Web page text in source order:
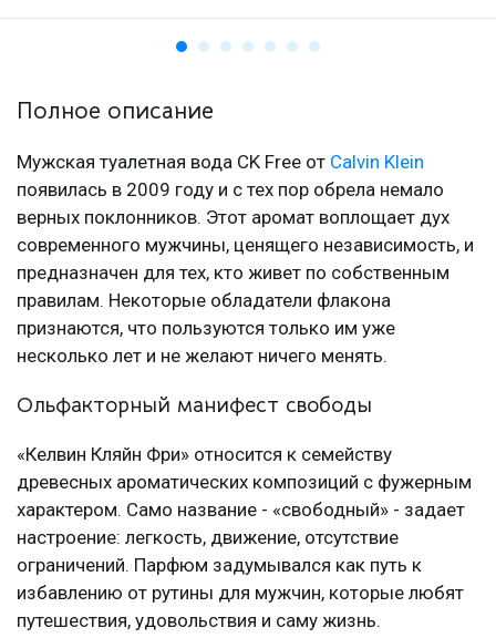
Полное описание
Мужская туалетная вода CK Free от Calvin Klein
появилась в 2009 году и с тех пор обрела немало
верных поклонников. Этот аромат воплощает дух
современного мужчины, ценящего независимость, и
предназначен для тех, кто живет по собственным
правилам. Некоторые обладатели флакона
признаются, что пользуются только им уже
несколько лет и не желают ничего менять.
Ольфакторный манифест свободы
«Келвин Кляйн Фри» относится к семейству
древесных ароматических композиций с фужерным
характером. Само название - «свободный» - задает
настроение: легкость, движение, отсутствие
ограничений. Парфюм задумывался как путь к
избавлению от рутины для мужчин, которые любят
путешествия, удовольствия и саму жизнь.